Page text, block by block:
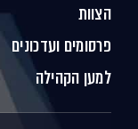
הצוות
פרסומים ועדכונים
למען הקהילה